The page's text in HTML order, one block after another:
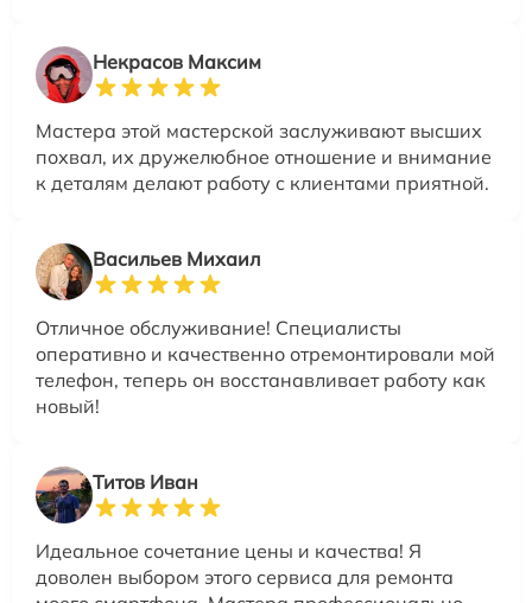
Некрасов Максим
Мастера этой мастерской заслуживают высших
похвал, их дружелюбное отношение и внимание
к деталям делают работу с клиентами приятной.
Васильев Михаил
Отличное обслуживание! Специалисты
оперативно и качественно отремонтировали мой
телефон, теперь он восстанавливает работу как
новый!
Титов Иван
Идеальное сочетание цены и качества! Я
доволен выбором этого сервиса для ремонта